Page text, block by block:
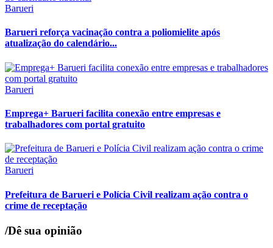
Barueri
Barueri reforça vacinação contra a poliomielite após
atualização do calendário...
Barueri
Emprega+ Barueri facilita conexão entre empresas e
trabalhadores com portal gratuito
Barueri
Prefeitura de Barueri e Polícia Civil realizam ação contra o
crime de receptação
/Dê sua opinião